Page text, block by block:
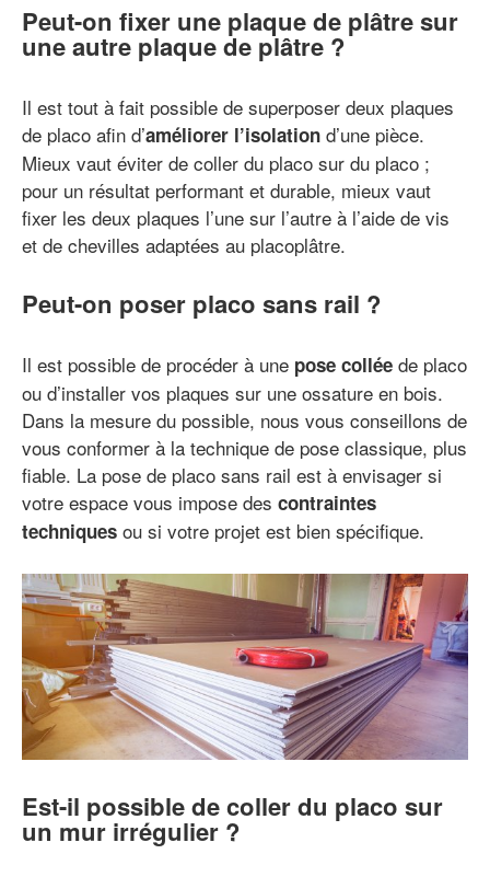
Peut-on fixer une plaque de plâtre sur
une autre plaque de plâtre ?
Il est tout à fait possible de superposer deux plaques
de placo afin d’améliorer l’isolation d’une pièce.
Mieux vaut éviter de coller du placo sur du placo ;
pour un résultat performant et durable, mieux vaut
fixer les deux plaques l’une sur l’autre à l’aide de vis
et de chevilles adaptées au placoplâtre.
Peut-on poser placo sans rail ?
Il est possible de procéder à une pose collée de placo
ou d’installer vos plaques sur une ossature en bois.
Dans la mesure du possible, nous vous conseillons de
vous conformer à la technique de pose classique, plus
fiable. La pose de placo sans rail est à envisager si
votre espace vous impose des contraintes
techniques ou si votre projet est bien spécifique.
Est-il possible de coller du placo sur
un mur irrégulier ?